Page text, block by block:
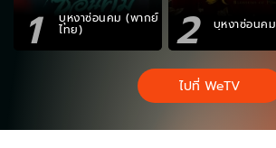
1 บุหงาซ่อนคม (พากย์
ไทย) 2 บุหงาซ่อนคม
ไปที่ WeTV